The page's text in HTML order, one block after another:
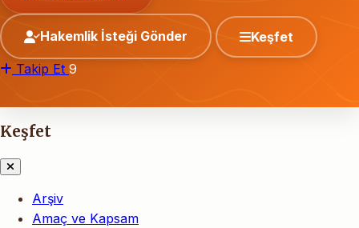
Hakemlik İsteği Gönder Keşfet
Takip Et 9
Keşfet
Arşiv
Amaç ve Kapsam